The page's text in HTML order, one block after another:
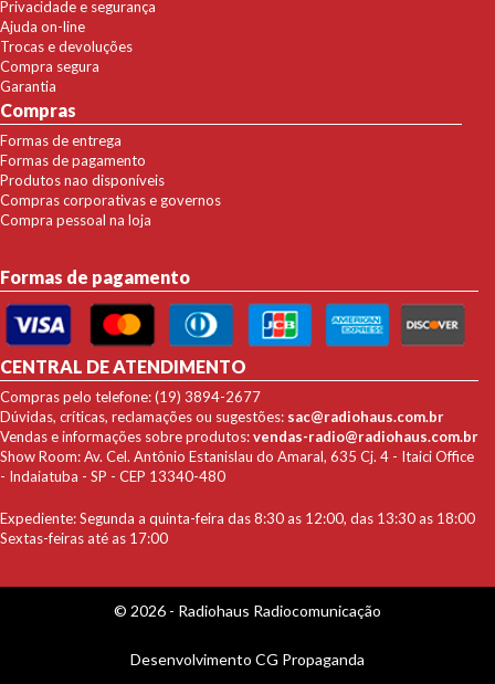
Privacidade e segurança
Ajuda on-line
Trocas e devoluções
Compra segura
Garantia
Compras
Formas de entrega
Formas de pagamento
Produtos nao disponíveis
Compras corporativas e governos
Compra pessoal na loja
Formas de pagamento
CENTRAL DE ATENDIMENTO
Compras pelo telefone: (19) 3894-2677
Dúvidas, críticas, reclamações ou sugestões: sac@radiohaus.com.br
Vendas e informações sobre produtos:vendas-radio@radiohaus.com.br
Show Room: Av. Cel. Antônio Estanislau do Amaral, 635 Cj. 4 - Itaici Office
- Indaiatuba - SP - CEP 13340-480
Expediente: Segunda a quinta-feira das 8:30 as 12:00, das 13:30 as 18:00
Sextas-feiras até as 17:00
© 2026 - Radiohaus Radiocomunicação
Desenvolvimento CG Propaganda